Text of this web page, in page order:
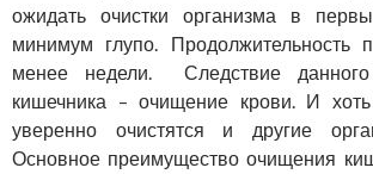
ожидать очистки организма в
минимум глупо.
менее недели. Следствие данного
кишечника – очищение крови. И
уверенно очистятся и другие
Основное преимущество очищения